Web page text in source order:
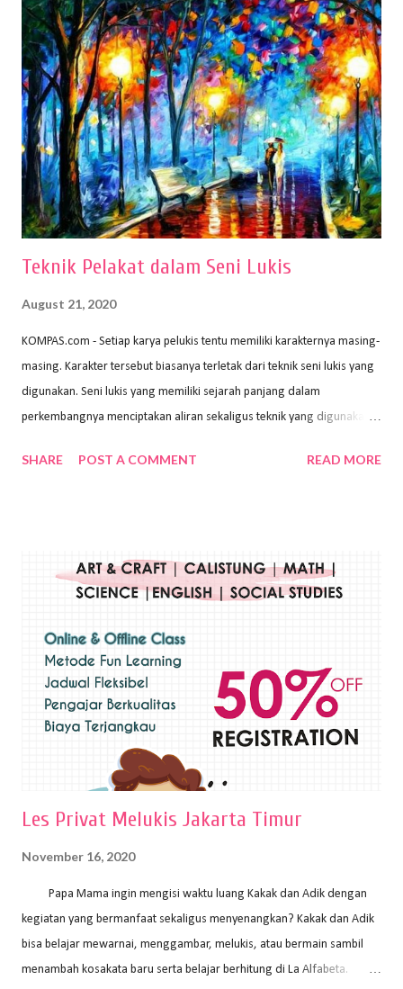
memiliki spesifikasi berbeda sesuai jenisnya. Berikut peralatan
menggambar bentuk: 1. Kertas Gambar Kegiatan menggambar
membutuhkan kertas yang baik agar proses pembuatan gambar lebih
nyaman dan maksimal. Bahan kertas yang baik salah satu syaratnya
adalah tidak mudah sobek, mengingat menggambar merupakan
proses menggores dan menghapus. Kertas adalah bahan yang paling
ideal digunakan untuk menggambar. Dalam menggambar
menggunakan pen...
Teknik Pelakat dalam Seni Lukis
August 21, 2020
KOMPAS.com - Setiap karya pelukis tentu memiliki karakternya masing-
masing. Karakter tersebut biasanya terletak dari teknik seni lukis yang
digunakan. Seni lukis yang memiliki sejarah panjang dalam
perkembangnya menciptakan aliran sekaligus teknik yang digunakan.
Wayan Kun Adnyana, teknik yang berbeda tentunya akan
menggunakan bahan dasar cat air, cat akrilik, atau cat minyak dengan
sapuan warna cat yang tebal. Dengan memberikan sapuan warna
pelukis untuk menghasilkan lukisan yang mempesona dan tentunya
bernilai tinggi. Ciri teknik plakat Ciri-ciri teknik plakat, yaitu: Sapuan
warna yang kental dan tebal. Hasil lukisan menutupi seluruh bagian
medianya Mem...
SHARE POST A COMMENT READ MORE
Les Privat Melukis Jakarta Timur
November 16, 2020
Papa Mama ingin mengisi waktu luang Kakak dan Adik dengan
kegiatan yang bermanfaat sekaligus menyenangkan? Kakak dan Adik
bisa belajar mewarnai, menggambar, melukis, atau bermain sambil
menambah kosakata baru serta belajar berhitung di La Alfabeta.